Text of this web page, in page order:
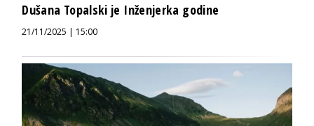
Dušana Topalski je Inženjerka godine
21/11/2025 | 15:00